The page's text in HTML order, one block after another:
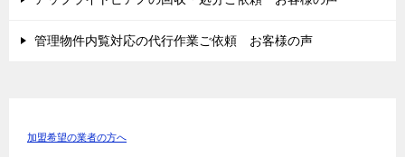
管理物件内覧対応の代行作業ご依頼 お客様の声
加盟希望の業者の方へ